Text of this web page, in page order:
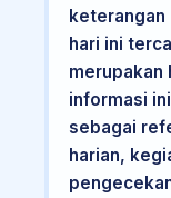
keterangan
hari ini
merupakan
informasi
sebagai
harian,